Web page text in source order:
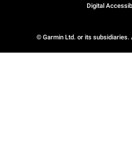
© Garmin Ltd. or its subsidiaries.
Digital